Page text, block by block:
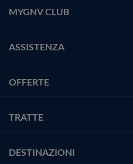
MYGNV CLUB
ASSISTENZA
OFFERTE
TRATTE
DESTINAZIONI